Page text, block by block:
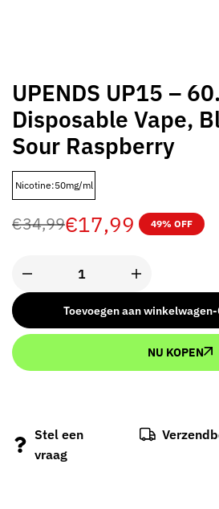
UPENDS UP15 –
Disposable Vape,
Sour Raspberry
Nicotine:50mg/ml
€34,99€17,99 49% OFF
Toevoegen aan winkelwagen-
NU KOPEN
Stel een
vraag